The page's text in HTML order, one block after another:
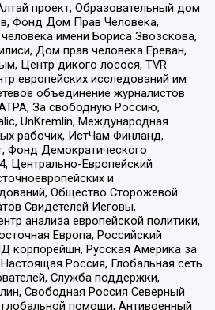
проект, Образовательный дом
Фонд Дом Прав Человека,
имени Бориса Звозскова,
Дом прав человека Ереван,
Центр дикого лосося, TVR
европейских исследований им
объединение журналистов
За свободную Россию,
UnKremlin, Международная
рабочих, ИстЧам Финланд,
Фонд Демократического
Центрально-Европейский
и
Общество Сторожевой
Свидетелей Иеговы,
анализа европейской политики,
Европа, Российский
корпорейшн, Русская Америка за
Россия, Глобальная сеть
Служба поддержки,
Свободная Россия Северный
помощи, Антивоенный